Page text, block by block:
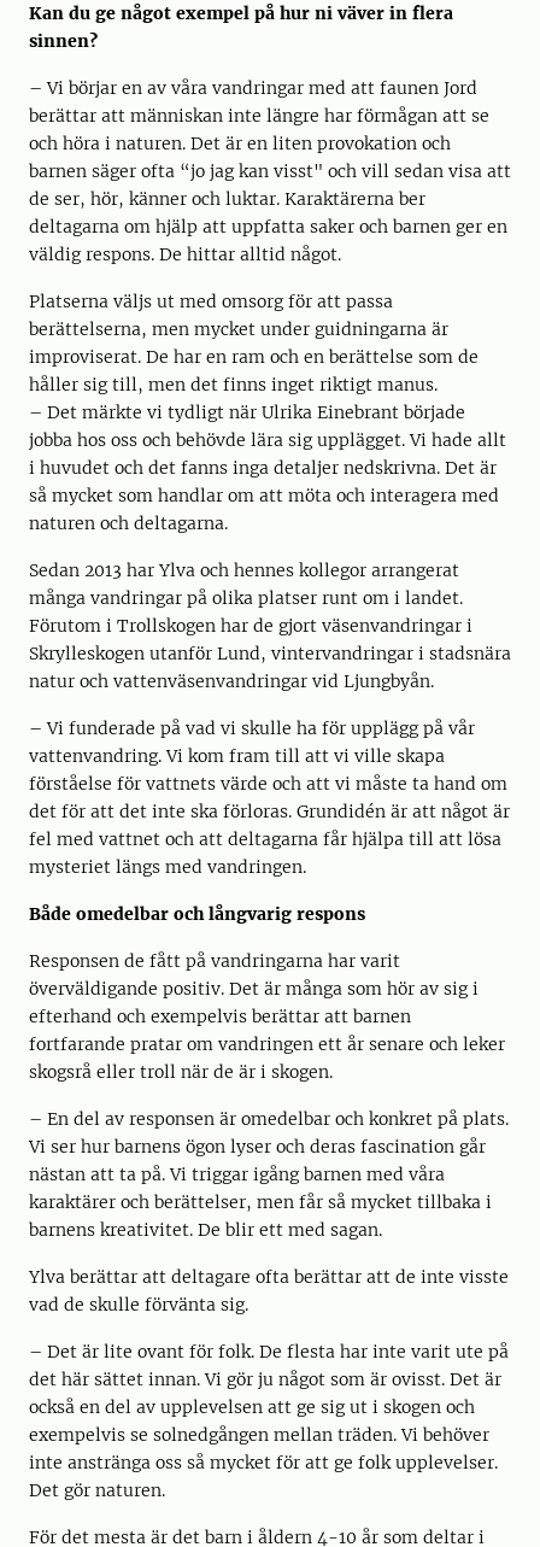
Kan du ge något exempel på hur ni väver in flera
sinnen?
– Vi börjar en av våra vandringar med att faunen Jord
berättar att människan inte längre har förmågan att se
och höra i naturen. Det är en liten provokation och
barnen säger ofta “jo jag kan visst" och vill sedan visa att
de ser, hör, känner och luktar. Karaktärerna ber
deltagarna om hjälp att uppfatta saker och barnen ger en
väldig respons. De hittar alltid något.
Platserna väljs ut med omsorg för att passa
berättelserna, men mycket under guidningarna är
improviserat. De har en ram och en berättelse som de
håller sig till, men det finns inget riktigt manus.
– Det märkte vi tydligt när Ulrika Einebrant började
jobba hos oss och behövde lära sig upplägget. Vi hade allt
i huvudet och det fanns inga detaljer nedskrivna. Det är
så mycket som handlar om att möta och interagera med
naturen och deltagarna.
Sedan 2013 har Ylva och hennes kollegor arrangerat
många vandringar på olika platser runt om i landet.
Förutom i Trollskogen har de gjort väsenvandringar i
Skrylleskogen utanför Lund, vintervandringar i stadsnära
natur och vattenväsenvandringar vid Ljungbyån.
– Vi funderade på vad vi skulle ha för upplägg på vår
vattenvandring. Vi kom fram till att vi ville skapa
förståelse för vattnets värde och att vi måste ta hand om
det för att det inte ska förloras. Grundidén är att något är
fel med vattnet och att deltagarna får hjälpa till att lösa
mysteriet längs med vandringen.
Både omedelbar och långvarig respons
Responsen de fått på vandringarna har varit
överväldigande positiv. Det är många som hör av sig i
efterhand och exempelvis berättar att barnen
fortfarande pratar om vandringen ett år senare och leker
skogsrå eller troll när de är i skogen.
– En del av responsen är omedelbar och konkret på plats.
Vi ser hur barnens ögon lyser och deras fascination går
nästan att ta på. Vi triggar igång barnen med våra
karaktärer och berättelser, men får så mycket tillbaka i
barnens kreativitet. De blir ett med sagan.
Ylva berättar att deltagare ofta berättar att de inte visste
vad de skulle förvänta sig.
– Det är lite ovant för folk. De flesta har inte varit ute på
det här sättet innan. Vi gör ju något som är ovisst. Det är
också en del av upplevelsen att ge sig ut i skogen och
exempelvis se solnedgången mellan träden. Vi behöver
inte anstränga oss så mycket för att ge folk upplevelser.
Det gör naturen.
För det mesta är det barn i åldern 4-10 år som deltar i